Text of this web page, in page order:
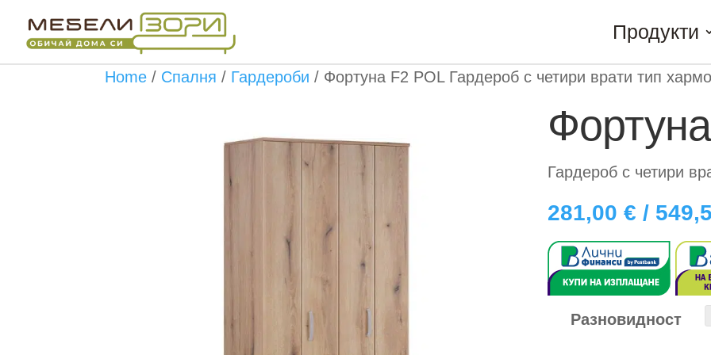
Продукти
Бърза поръчка
Home / Спалня / Гардероби / Фортуна F2 POL Гардероб с четири врати тип
Гардероб с четири
281,00€ /
Разновидност